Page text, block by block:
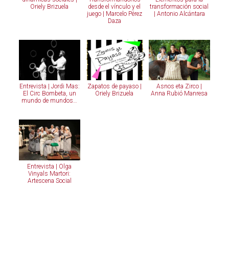
Oriely Brizuela
desde el vínculo y el
juego | Marcelo Pérez
Daza
transformación social
| Antonio Alcántara
Entrevista | Jordi Mas:
El Circ Bombeta, un
mundo de mundos…
Zapatos de payaso |
Oriely Brizuela
Asnos eta Zirco |
Anna Rubió Manresa
Entrevista | Olga
Vinyals Martori:
Artescena Social